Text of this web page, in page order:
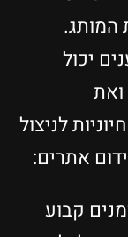
המותג.
יכול
ואת
לניצול
אתרים:
קבוע